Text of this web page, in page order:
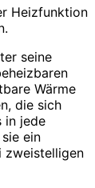
Heizfunktion
seine
Wärme
die sich
in jede
ein
zweistelligen